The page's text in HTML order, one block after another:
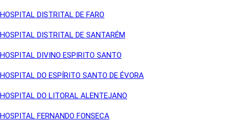
HOSPITAL DISTRITAL DE FARO
HOSPITAL DISTRITAL DE SANTARÉM
HOSPITAL DIVINO ESPIRITO SANTO
HOSPITAL DO ESPÍRITO SANTO DE ÉVORA
HOSPITAL DO LITORAL ALENTEJANO
HOSPITAL FERNANDO FONSECA